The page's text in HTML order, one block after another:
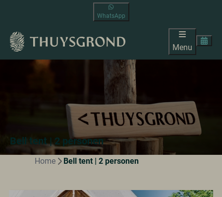
WhatsApp
Menu
Bell tent | 2 personen
Home Bell tent | 2 personen